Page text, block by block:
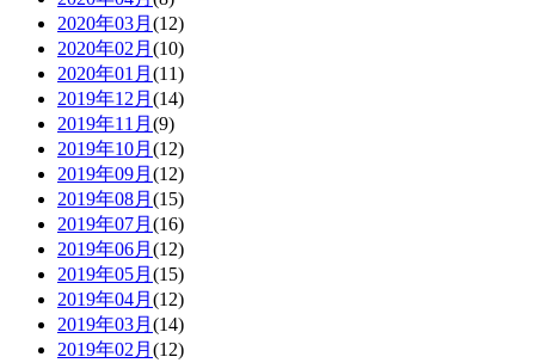
2020年03月 (12)
2020年02月 (10)
2020年01月 (11)
2019年12月 (14)
2019年11月 (9)
2019年10月 (12)
2019年09月 (12)
2019年08月 (15)
2019年07月 (16)
2019年06月 (12)
2019年05月 (15)
2019年04月 (12)
2019年03月 (14)
2019年02月 (12)